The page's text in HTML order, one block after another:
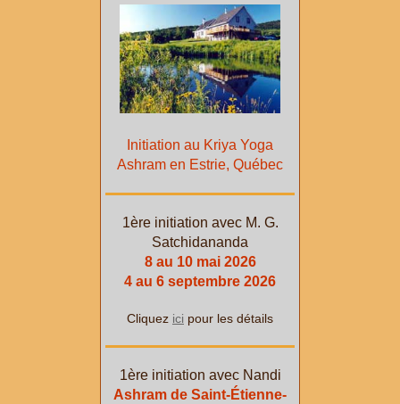
Initiation au Kriya Yoga
Ashram en Estrie, Québec
1ère initiation avec M. G.
Satchidananda
8 au 10 mai 2026
4 au 6 septembre 2026
Cliquez ici pour les détails
1ère initiation avec Nandi
Ashram de Saint-Étienne-